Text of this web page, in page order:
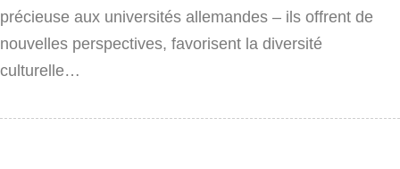
précieuse aux universités allemandes – ils offrent de
nouvelles perspectives, favorisent la diversité
culturelle…